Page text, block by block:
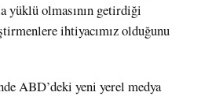
yüklü olmasının getirdiği
ihtiyacımız olduğunu
ABD’deki yeni yerel medya